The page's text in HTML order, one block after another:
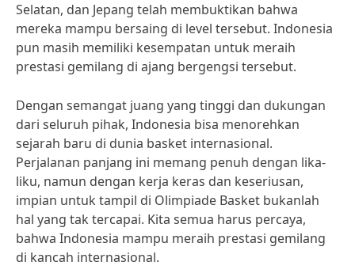
Selatan, dan Jepang telah membuktikan bahwa
mereka mampu bersaing di level tersebut. Indonesia
pun masih memiliki kesempatan untuk meraih
prestasi gemilang di ajang bergengsi tersebut.
Dengan semangat juang yang tinggi dan dukungan
dari seluruh pihak, Indonesia bisa menorehkan
sejarah baru di dunia basket internasional.
Perjalanan panjang ini memang penuh dengan lika-
liku, namun dengan kerja keras dan keseriusan,
impian untuk tampil di Olimpiade Basket bukanlah
hal yang tak tercapai. Kita semua harus percaya,
bahwa Indonesia mampu meraih prestasi gemilang
di kancah internasional.